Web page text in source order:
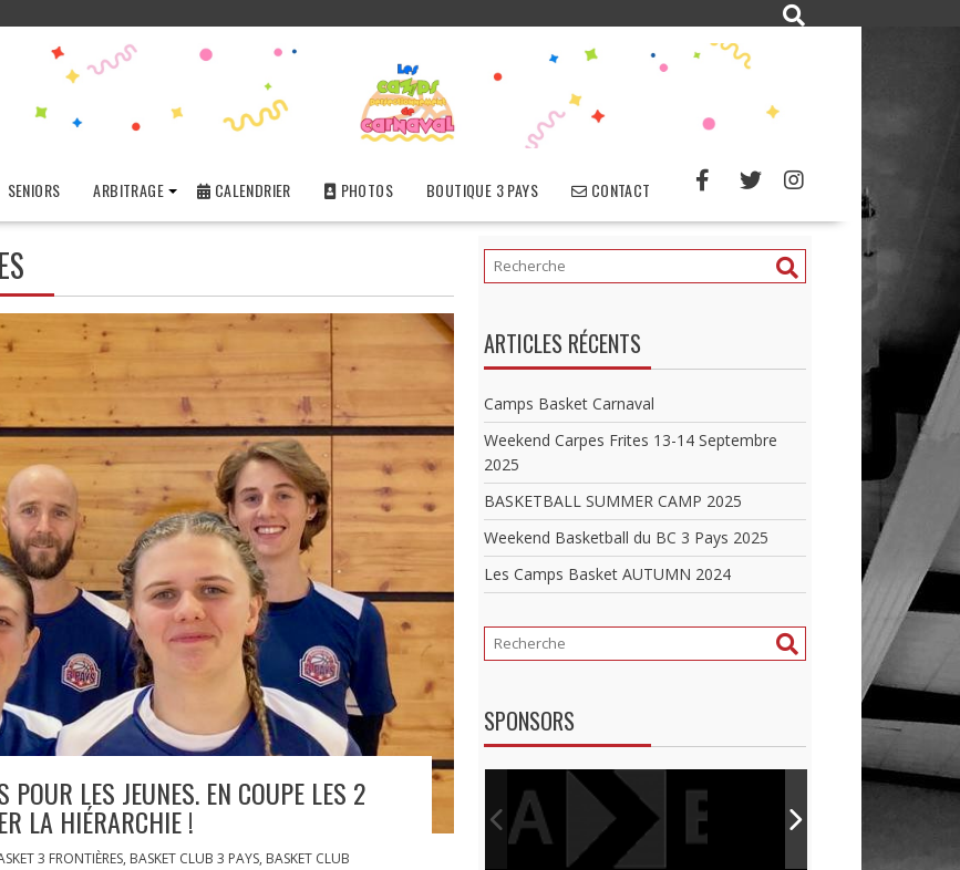
SENIORS ARBITRAGE CALENDRIER PHOTOS BOUTIQUE 3 PAYS CONTACT
POUR LES JEUNES. EN COUPE LES 2
LA HIÉRARCHIE !
3 FRONTIÈRES, BASKET CLUB 3 PAYS, BASKET CLUB
ARTICLES RÉCENTS
Camps Basket Carnaval
Weekend Carpes Frites 13-14 Septembre
2025
BASKETBALL SUMMER CAMP 2025
Weekend Basketball du BC 3 Pays 2025
Les Camps Basket AUTUMN 2024
SPONSORS